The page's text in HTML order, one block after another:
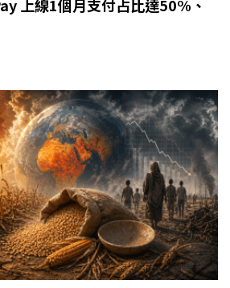
上線1個月支付占比達50%、